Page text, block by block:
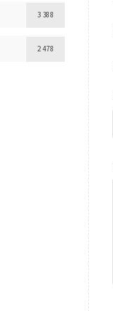
3 388
2 478